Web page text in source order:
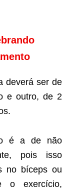
deverá ser de
e outro, de 2
é a de não
pois isso
no bíceps ou
o exercício,